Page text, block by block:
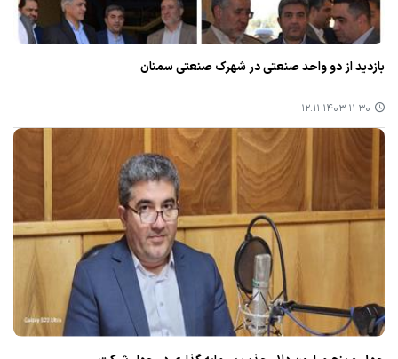
بازدید از دو واحد صنعتی در شهرك صنعتی سمنان
۱۴۰۳-۱۱-۳۰ ۱۲:۱۱